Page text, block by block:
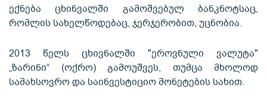
ექნება ცხინვალში გამოშვებულ ბანკნოტსაც,
რომლის სახელწოდებაც, ჯერჯერობით, უცნობია.
2013 წელს ცხივნალში "ეროვნული ვალუტა"
„ზარინი“ (ოქრო) გამოუშვეს, თუმცა მხოლოდ
სამახსოვრო და საინვესტიციო მონეტების სახით.